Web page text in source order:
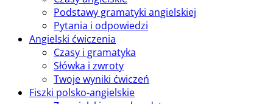
Podstawy gramatyki angielskiej
Pytania i odpowiedzi
Angielski ćwiczenia
Czasy i gramatyka
Słówka i zwroty
Twoje wyniki ćwiczeń
Fiszki polsko-angielskie